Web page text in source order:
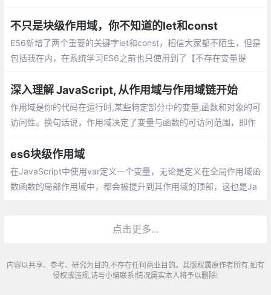
不只是块级作用域，你不知道的let和const
ES6新增了两个重要的关键字let和const，相信大家都不陌生，但是
包括我在内，在系统学习ES6之前也只使用到了【不存在变量提
深入理解 JavaScript, 从作用域与作用域链开始
作用域是你的代码在运行时,某些特定部分中的变量,函数和对象的可
访问性。换句话说，作用域决定了变量与函数的可访问范围，即作
es6块级作用域
在JavaScript中使用var定义一个变量，无论是定义在全局作用域函
数函数的局部作用域中，都会被提升到其作用域的顶部，这也是Ja
点击更多...
内容以共享、参考、研究为目的,不存在任何商业目的。其版权属原作者所有,如有
侵权或违规,请与小编联系!情况属实本人将予以删除!